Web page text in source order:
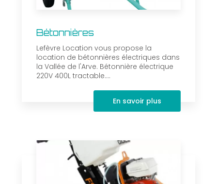
Bétonnières
Lefèvre Location vous propose la
location de bétonnières électriques dans
la Vallée de l'Arve. Bétonnière électrique
220V 400L tractable....
En savoir plus